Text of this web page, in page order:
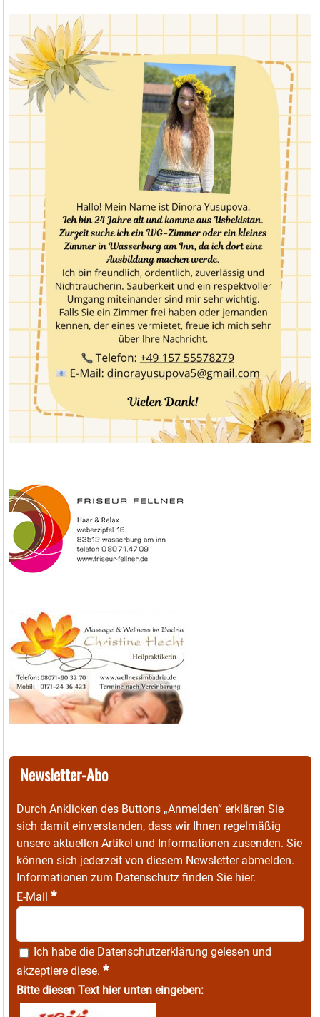
Newsletter-Abo
Durch Anklicken des Buttons „Anmelden“ erklären Sie
sich damit einverstanden, dass wir Ihnen regelmäßig
unsere aktuellen Artikel und Informationen zusenden. Sie
können sich jederzeit von diesem Newsletter abmelden.
Informationen zum Datenschutz finden Sie hier.
E-Mail *
Ich habe die Datenschutzerklärung gelesen und
akzeptiere diese. *
Bitte diesen Text hier unten eingeben: